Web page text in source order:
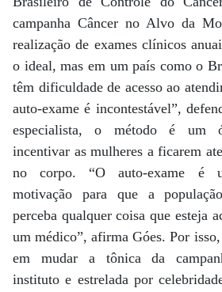
campanha Câncer no Alvo da
realização de exames clínicos
o ideal, mas em um país como o
têm dificuldade de acesso ao
auto-exame é incontestável”,
especialista, o método é um
incentivar as mulheres a ficarem
no corpo. “O auto-exame é
motivação para que a
perceba qualquer coisa que esteja
um médico”, afirma Góes. Por
em mudar a tônica da
instituto e estrelada por